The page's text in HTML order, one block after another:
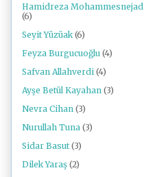
Hamidreza Mohammesnejad
(6)
Seyit Yüzüak (6)
Feyza Burgucuoğlu (4)
Safvan Allahverdi (4)
Ayşe Betül Kayahan (3)
Nevra Cihan (3)
Nurullah Tuna (3)
Sidar Basut (3)
Dilek Yaraş (2)